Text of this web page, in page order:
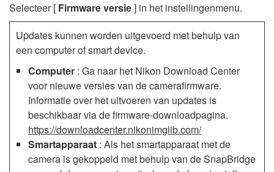
Selecteer [ Firmware versie] in het instellingenmenu.
Updates kunnen worden uitgevoerd met behulp van
een computer of smart device.
Computer : Ga naar het Nikon Download Center
voor nieuwe versies van de camerafirmware.
Informatie over het uitvoeren van updates is
beschikbaar via de firmware-downloadpagina.
https://downloadcenter.nikonimglib.com/
Smartapparaat : Als het smartapparaat met de
camera is gekoppeld met behulp van de SnapBridge